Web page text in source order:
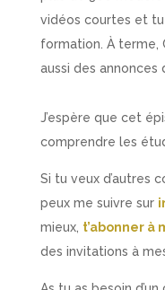
vidéos courtes et tu
formation. À terme,
aussi des annonces
J’espère que cet
comprendre les
Si tu veux d’autres
peux me suivre sur
mieux, t’abonner à
des invitations à